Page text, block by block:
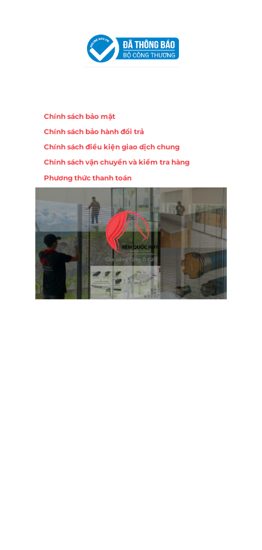
Chính sách bảo mật
Chính sách bảo hành đổi trả
Chính sách điều kiện giao dịch chung
Chính sách vận chuyển và kiểm tra hàng
Phương thức thanh toán